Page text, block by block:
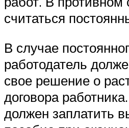
считаться
В случае
работодатель
свое решение о
договора
должен заплатить